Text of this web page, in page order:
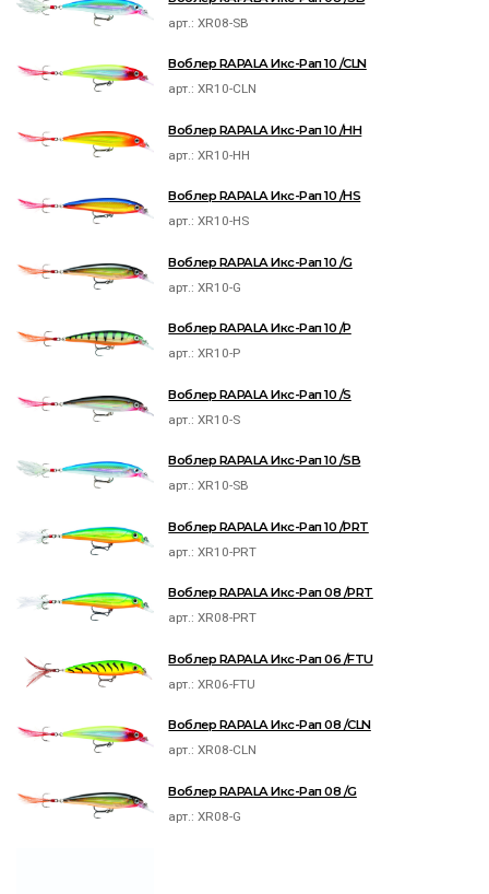
арт.:XR08-SB
Воблер RAPALA Икс-Рап 10 /CLN
арт.:XR10-CLN
Воблер RAPALA Икс-Рап 10 /HH
арт.:XR10-HH
Воблер RAPALA Икс-Рап 10 /HS
арт.:XR10-HS
Воблер RAPALA Икс-Рап 10 /G
арт.:XR10-G
Воблер RAPALA Икс-Рап 10 /P
арт.:XR10-P
Воблер RAPALA Икс-Рап 10 /S
арт.:XR10-S
Воблер RAPALA Икс-Рап 10 /SB
арт.:XR10-SB
Воблер RAPALA Икс-Рап 10 /PRT
арт.:XR10-PRT
Воблер RAPALA Икс-Рап 08 /PRT
арт.:XR08-PRT
Воблер RAPALA Икс-Рап 06 /FTU
арт.:XR06-FTU
Воблер RAPALA Икс-Рап 08 /CLN
арт.:XR08-CLN
Воблер RAPALA Икс-Рап 08 /G
арт.:XR08-G